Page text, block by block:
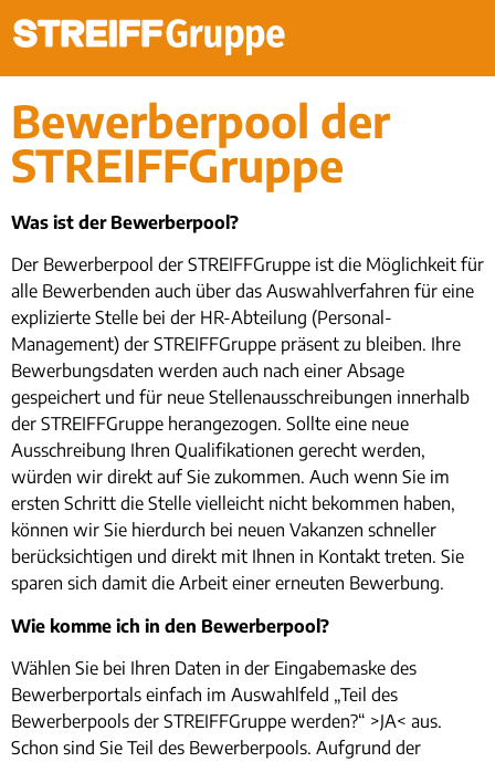
Bewerberpool der
STREIFFGruppe
Was ist der Bewerberpool?
Der Bewerberpool der STREIFFGruppe ist die Möglichkeit für
alle Bewerbenden auch über das Auswahlverfahren für eine
explizierte Stelle bei der HR-Abteilung (Personal-
Management) der STREIFFGruppe präsent zu bleiben. Ihre
Bewerbungsdaten werden auch nach einer Absage
gespeichert und für neue Stellenausschreibungen innerhalb
der STREIFFGruppe herangezogen. Sollte eine neue
Ausschreibung Ihren Qualifikationen gerecht werden,
würden wir direkt auf Sie zukommen. Auch wenn Sie im
ersten Schritt die Stelle vielleicht nicht bekommen haben,
können wir Sie hierdurch bei neuen Vakanzen schneller
berücksichtigen und direkt mit Ihnen in Kontakt treten. Sie
sparen sich damit die Arbeit einer erneuten Bewerbung.
Wie komme ich in den Bewerberpool?
Wählen Sie bei Ihren Daten in der Eingabemaske des
Bewerberportals einfach im Auswahlfeld „Teil des
Bewerberpools der STREIFFGruppe werden?“ >JA< aus.
Schon sind Sie Teil des Bewerberpools. Aufgrund der